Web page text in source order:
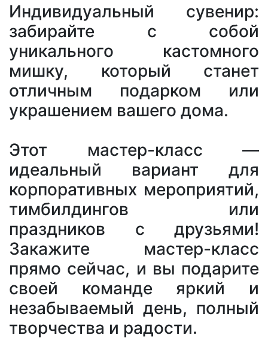
Индивидуальный сувенир:
забирайте с собой
уникального кастомного
мишку, который станет
отличным подарком или
украшением вашего дома.
Этот мастер-класс —
идеальный вариант для
корпоративных мероприятий,
тимбилдингов или
праздников с друзьями!
Закажите мастер-класс
прямо сейчас, и вы подарите
своей команде яркий и
незабываемый день, полный
творчества и радости.